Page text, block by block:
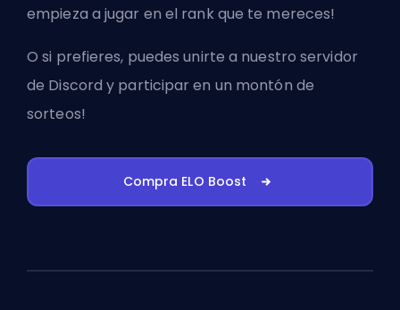
empieza a jugar en el rank que te mereces!
O si prefieres, puedesunirte a nuestro servidor
de Discord y participar en un montón de
sorteos!
Compra ELO Boost